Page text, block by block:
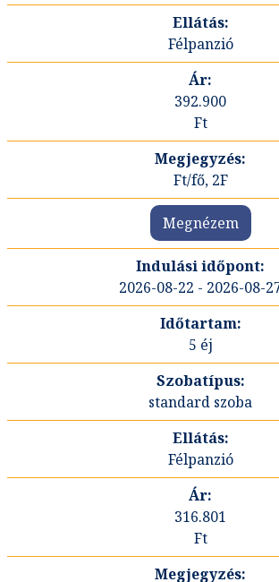
Félpanzió
392.900
Ft
Ft/fő, 2F
Megnézem
2026-08-22 - 2026-08-
5 éj
standard szoba
Félpanzió
316.801
Ft